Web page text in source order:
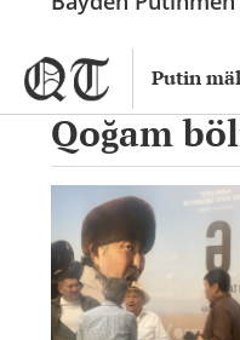
Putin
Qoğam